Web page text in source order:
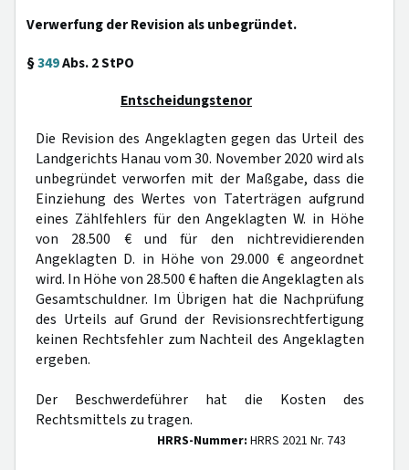
Verwerfung der Revision als unbegründet.
§349Abs. 2 StPO
Entscheidungstenor
Die Revision des Angeklagten gegen das Urteil des
Landgerichts Hanau vom 30. November 2020 wird als
unbegründet verworfen mit der Maßgabe, dass die
Einziehung des Wertes von Taterträgen aufgrund
eines Zählfehlers für den Angeklagten W. in Höhe
von 28.500 € und für den nichtrevidierenden
Angeklagten D. in Höhe von 29.000 € angeordnet
wird. In Höhe von 28.500 € haften die Angeklagten als
Gesamtschuldner. Im Übrigen hat die Nachprüfung
des Urteils auf Grund der Revisionsrechtfertigung
keinen Rechtsfehler zum Nachteil des Angeklagten
ergeben.
Der Beschwerdeführer hat die Kosten des
Rechtsmittels zu tragen.
HRRS-Nummer: HRRS 2021 Nr. 743